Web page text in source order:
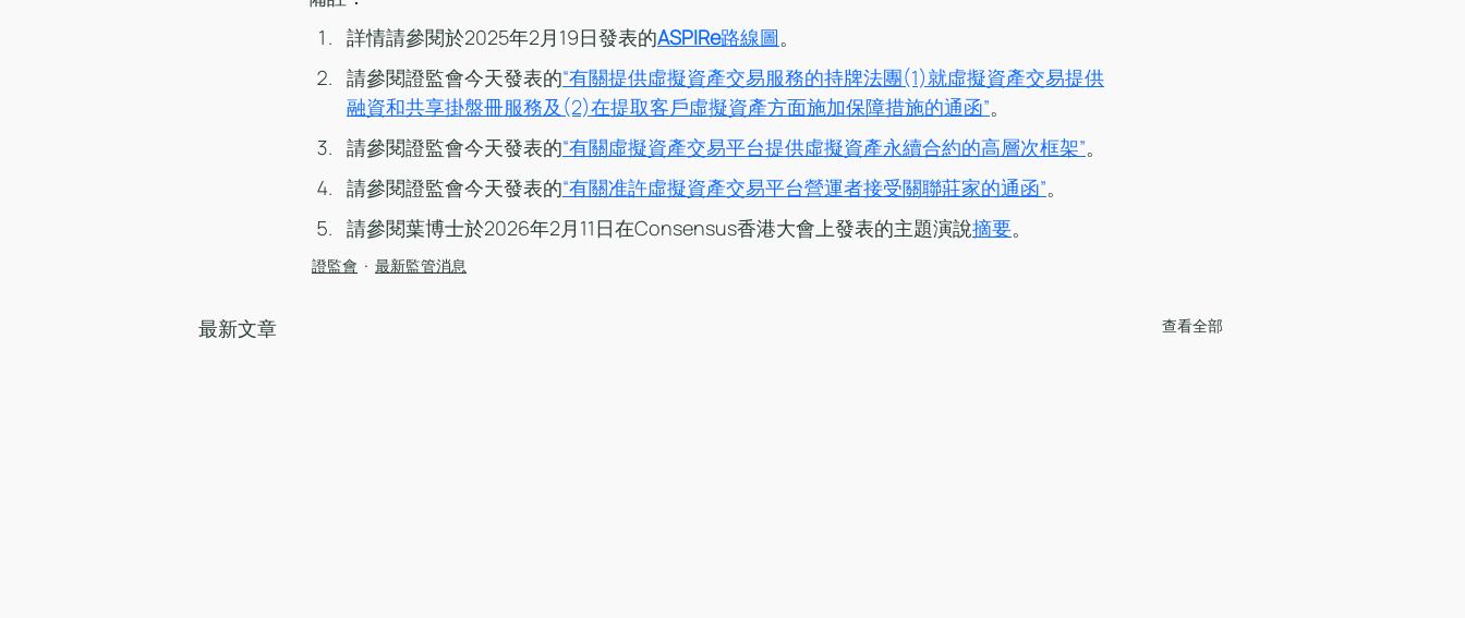
詳情請參閱於2025年2月19日發表的ASPIRe路線圖。
請參閱證監會今天發表的“有關提供虛擬資產交易服務的持牌法團(1)就虛擬資產交易提供
融資和共享掛盤冊服務及(2)在提取客戶虛擬資產方面施加保障措施的通函”。
請參閱證監會今天發表的“有關虛擬資產交易平台提供虛擬資產永續合約的高層次框架”。
請參閱證監會今天發表的“有關准許虛擬資產交易平台營運者接受關聯莊家的通函”。
請參閱葉博士於2026年2月11日在Consensus香港大會上發表的主題演說摘要。
證監會 最新監管消息
最新文章 查看全部